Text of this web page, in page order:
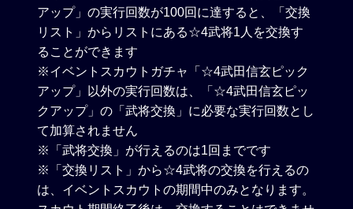
アップ」の実行回数が100回に達すると、「交換
リスト」からリストにある☆4武将1人を交換す
ることができます
※イベントスカウトガチャ「☆4武田信玄ピック
アップ」以外の実行回数は、「☆4武田信玄ピッ
クアップ」の「武将交換」に必要な実行回数とし
て加算されません
※「武将交換」が行えるのは1回までです
※「交換リスト」から☆4武将の交換を行えるの
は、イベントスカウトの期間中のみとなります。